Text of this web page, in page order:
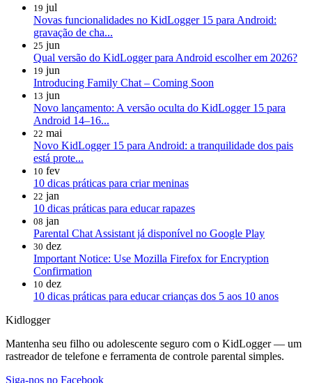
19 jul
Novas funcionalidades no KidLogger 15 para Android:
gravação de cha...
25 jun
Qual versão do KidLogger para Android escolher em 2026?
19 jun
Introducing Family Chat – Coming Soon
13 jun
Novo lançamento: A versão oculta do KidLogger 15 para
Android 14–16...
22 mai
Novo KidLogger 15 para Android: a tranquilidade dos pais
está prote...
10 fev
10 dicas práticas para criar meninas
22 jan
10 dicas práticas para educar rapazes
08 jan
Parental Chat Assistant já disponível no Google Play
30 dez
Important Notice: Use Mozilla Firefox for Encryption
Confirmation
10 dez
10 dicas práticas para educar crianças dos 5 aos 10 anos
Kidlogger
Mantenha seu filho ou adolescente seguro com o KidLogger — um
rastreador de telefone e ferramenta de controle parental simples.
Siga-nos no Facebook